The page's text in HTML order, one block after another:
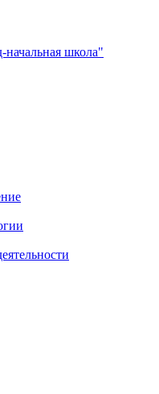
начальная школа"